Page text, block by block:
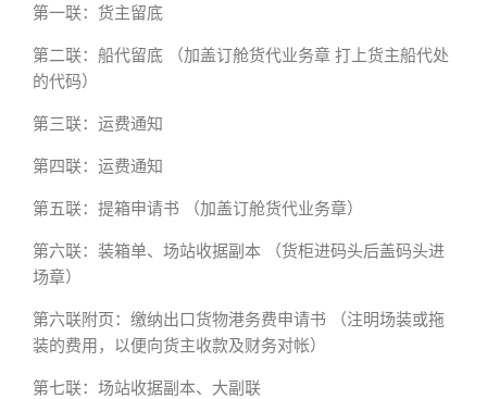
第一联：货主留底
第二联：船代留底 （加盖订舱货代业务章 打上货主船代处
的代码）
第三联：运费通知
第四联：运费通知
第五联：提箱申请书 （加盖订舱货代业务章）
第六联：装箱单、场站收据副本 （货柜进码头后盖码头进
场章）
第六联附页：缴纳出口货物港务费申请书 （注明场装或拖
装的费用，以便向货主收款及财务对帐）
第七联：场站收据副本、大副联